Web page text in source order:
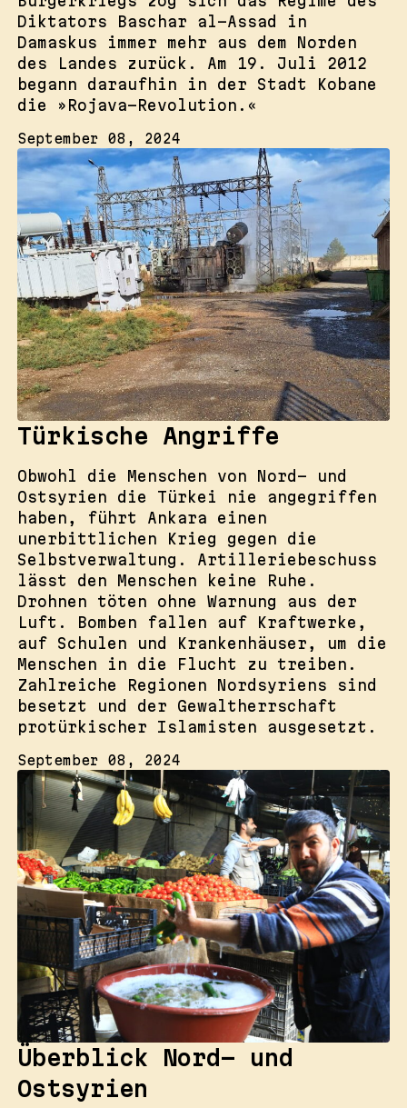
Diktators Baschar al-Assad in
Damaskus immer mehr aus dem Norden
des Landes zurück. Am 19. Juli 2012
begann daraufhin in der Stadt Kobane
die »Rojava-Revolution.«
September 08, 2024
Türkische Angriffe
Obwohl die Menschen von Nord- und
Ostsyrien die Türkei nie angegriffen
haben, führt Ankara einen
unerbittlichen Krieg gegen die
Selbstverwaltung. Artilleriebeschuss
lässt den Menschen keine Ruhe.
Drohnen töten ohne Warnung aus der
Luft. Bomben fallen auf Kraftwerke,
auf Schulen und Krankenhäuser, um die
Menschen in die Flucht zu treiben.
Zahlreiche Regionen Nordsyriens sind
besetzt und der Gewaltherrschaft
protürkischer Islamisten ausgesetzt.
September 08, 2024
Überblick Nord- und
Ostsyrien